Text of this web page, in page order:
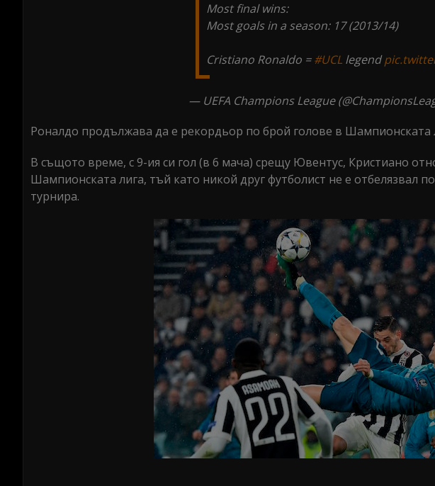
Most final wins:
Most goals in a season: 17 (2013/14)
Cristiano Ronaldo =#UCLlegend
— UEFA Champions League
Роналдо продължава да е рекордьор по брой голове в Шампионската
В същото време, с 9-ия си гол (в 6 мача) срещу Ювентус, Кристиано
Шампионската лига, тъй като никой друг футболист не е отбелязвал
турнира.